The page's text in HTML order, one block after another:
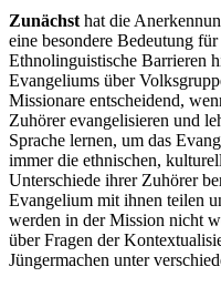
Zunächst hat die
eine besondere Bedeutung für
Ethnolinguistische Barrieren
Evangeliums über
Missionare entscheidend,
Zuhörer evangelisieren und
Sprache lernen, um das
immer die ethnischen,
Unterschiede ihrer Zuhörer
Evangelium mit ihnen teilen
werden in der Mission nicht
über Fragen der
Jüngermachen unter